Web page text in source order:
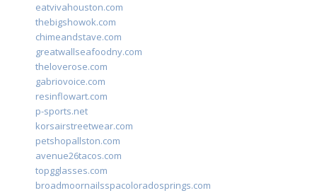
eatvivahouston.com
thebigshowok.com
chimeandstave.com
greatwallseafoodny.com
theloverose.com
gabriovoice.com
resinflowart.com
p-sports.net
korsairstreetwear.com
petshopallston.com
avenue26tacos.com
topgglasses.com
broadmoornailsspacoloradosprings.com